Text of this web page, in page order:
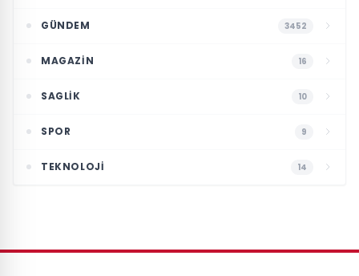
GÜNDEM 3452
MAGAZIN 16
SAGLIK 10
SPOR 9
TEKNOLOJI 14